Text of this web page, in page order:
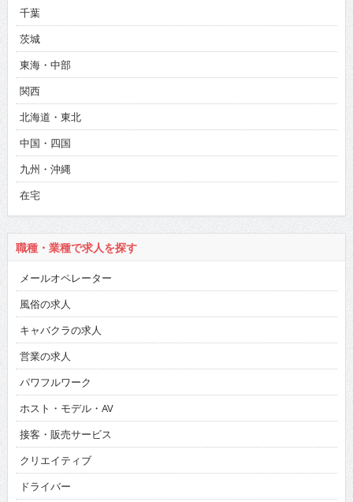
千葉
茨城
東海・中部
関西
北海道・東北
中国・四国
九州・沖縄
在宅
職種・業種で求人を探す
メールオペレーター
風俗の求人
キャバクラの求人
営業の求人
パワフルワーク
ホスト・モデル・AV
接客・販売サービス
クリエイティブ
ドライバー